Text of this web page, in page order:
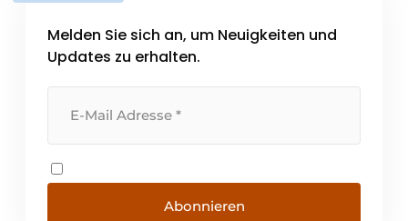
Melden Sie sich an, um Neuigkeiten und
Updates zu erhalten.
Abonnieren